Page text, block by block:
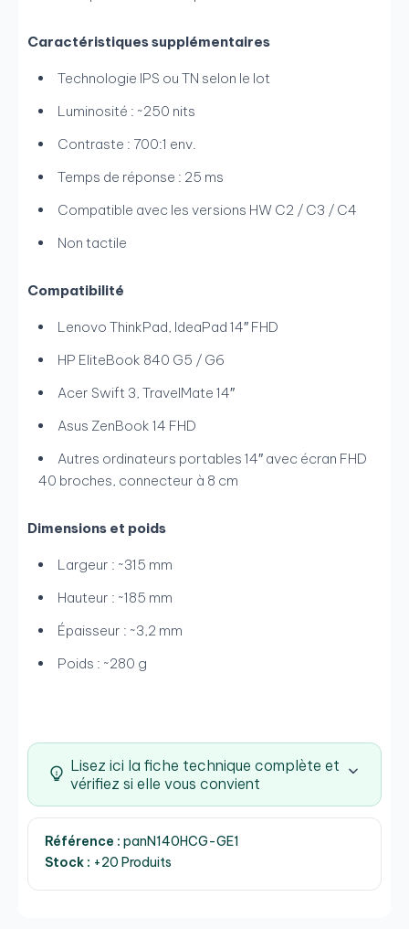
Caractéristiques supplémentaires
Technologie IPS ou TN selon le lot
Luminosité : ~250 nits
Contraste : 700:1 env.
Temps de réponse : 25 ms
Compatible avec les versions HW C2 / C3 / C4
Non tactile
Compatibilité
Lenovo ThinkPad, IdeaPad 14″ FHD
HP EliteBook 840 G5 / G6
Acer Swift 3, TravelMate 14″
Asus ZenBook 14 FHD
Autres ordinateurs portables 14″ avec écran FHD
40 broches, connecteur à 8 cm
Dimensions et poids
Largeur : ~315 mm
Hauteur : ~185 mm
Épaisseur : ~3,2 mm
Poids : ~280 g
Lisez ici la fiche technique complète et
vérifiez si elle vous convient
Référence : panN140HCG-GE1
Stock : +20 Produits